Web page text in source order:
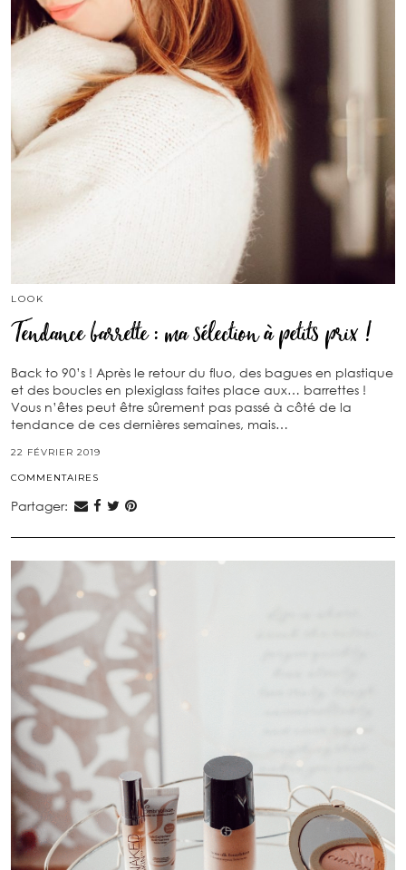
LOOK
Tendance barrette : ma sélection à petits prix !
Back to 90’s ! Après le retour du fluo, des bagues en plastique
et des boucles en plexiglass faites place aux… barrettes !
Vous n’êtes peut être sûrement pas passé à côté de la
tendance de ces dernières semaines, mais…
22 FÉVRIER 2019
COMMENTAIRES
Partager: